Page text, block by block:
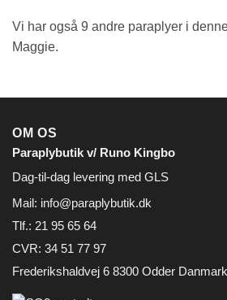
Vi har også 9 andre paraplyer i
Maggie.
OM OS
Paraplybutik v/ Runo Kingbo
Dag-til-dag levering med GLS
Mail: info@paraplybutik.dk
Tlf.: 21 95 65 64
CVR: 34 51 77 97
Frederikshaldvej 6 8300 Odder Danmark